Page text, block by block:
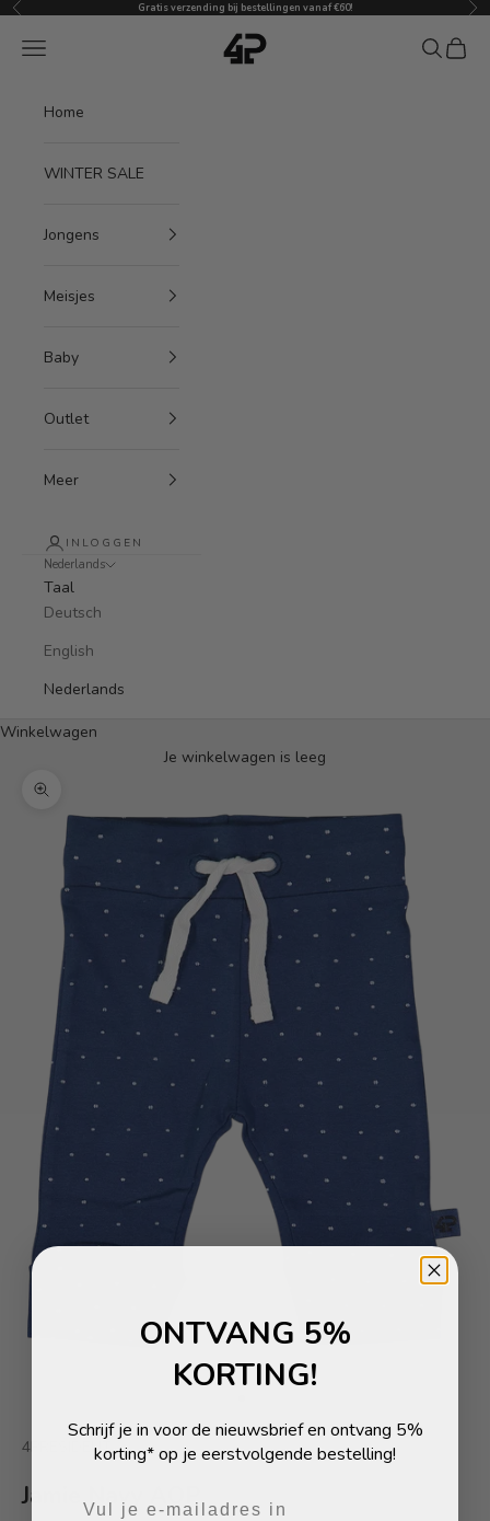
Naar inhoud
Vorige Gratis verzending bij bestellingen vanaf €60!
4President
Menu Zoeken
Home
WINTER SALE
Jongens
Meisjes
Baby
Outlet
Meer
INLOGGEN
Nederlands
Taal
Deutsch
English
Nederlands
Winkelwagen
Je winkelwagen is leeg
In-/uitzoomen
4PRESIDENT
Jamie Navy AOP
ONTVANG 5%
KORTING!
Schrijf je in voor de nieuwsbrief en ontvang 5%
korting* op je eerstvolgende bestelling!